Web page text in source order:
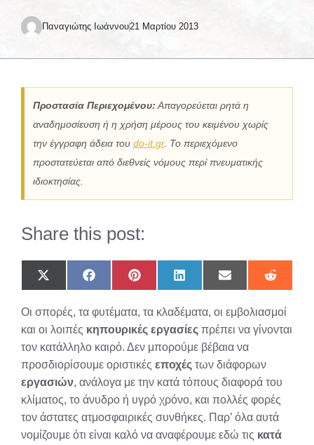
Παναγιώτης Ιωάννου21 Μαρτίου 2013
Προστασία Περιεχομένου: Απαγορεύεται ρητά η
αναδημοσίευση ή η χρήση μέρους του κειμένου χωρίς
την έγγραφη άδεια του do-it.gr. Το περιεχόμενο
προστατεύεται από διεθνείς νόμους περί πνευματικής
ιδιοκτησίας.
Share this post:
Share
on
(Twitter)
Share
on
Share
on
Share
on
Share
on
Share
on
Οι σπορές, τα φυτέματα, τα κλαδέματα, οι εμβολιασμοί
και οι λοιπές κηπουρικές εργασίες πρέπει να γίνονται
τον κατάλληλο καιρό. Δεν μπορούμε βέβαια να
προσδιορίσουμε οριστικές εποχές των διάφορων
εργασιών, ανάλογα με την κατά τόπους διαφορά του
κλίματος, το άνυδρο ή υγρό χρόνο, και πολλές φορές
τον άστατες ατμοσφαιρικές συνθήκες. Παρ’ όλα αυτά
νομίζουμε ότι είναι καλό να αναφέρουμε εδώ τις κατά